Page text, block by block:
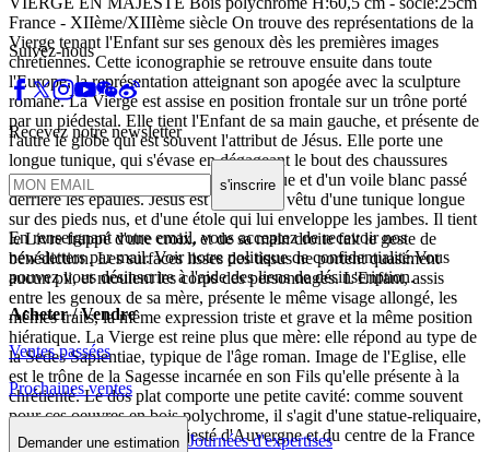
France - XIIème/XIIIème siècle On trouve des représentations de la
Vierge tenant l'Enfant sur ses genoux dès les premières images
chrétiennes. Cette iconographie se retrouve ensuite dans toute
l'Europe, la représentation atteignant son apogée avec la sculpture
romane. La Vierge est assise en position frontale sur un trône porté
par un piédestal. Elle tient l'Enfant de sa main gauche, et présente de
l'autre le globe qui est souvent l'attribut de Jésus. Elle porte une
longue tunique, qui s'évase en dégageant le bout des chaussures
pointues, recouverte d'une chasuble bleue et d'un voile blanc passé
derrière les épaules. Jésus est également vêtu d'une tunique longue
sur des pieds nus, et d'une étole qui lui enveloppe les jambes. Il tient
le Livre frappé d'une croix, et de sa main droite fait le geste de
bénédiction. Les surfaces lisses des tissus ne portent quasiment
aucun pli, et moulent les corps des personnages. L'Enfant, assis
entre les genoux de sa mère, présente le même visage allongé, les
mêmes traits, la même expression triste et grave et la même position
hiératique. La Vierge est reine plus que mère: elle répond au type de
la Sedes Sapientiae, typique de l'âge roman. Image de l'Eglise, elle
est le trône de la Sagesse incarnée en son Fils qu'elle présente à la
chrétienté. Le dos plat comporte une petite cavité: comme souvent
pour ces oeuvres en bois polychrome, il s'agit d'une statue-reliquaire,
proche des Vierges en majesté d'Auvergne et du centre de la France
Suivez-nous
Recevez notre newsletter
s'inscrire
En renseignant votre email, vous acceptez de recevoir nos
newsletters par mail. Voir notre politique de confidentialité.Vous
pouvez vous désinscrire à l'aide des liens de désinscription.
Acheter / Vendre
Ventes passées
Prochaines ventes
Demander une estimation Journées d'expertises